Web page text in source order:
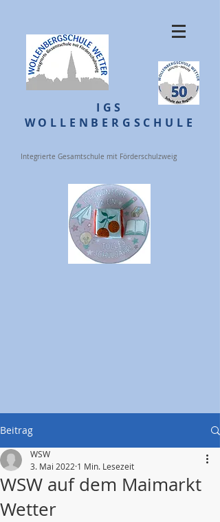
Integrierte Gesamtschule mit Förderschulzweig
IGS
WOLLENBERGSCHULE
Beitrag
WSW auf dem Maimarkt
Wetter
WSW
3. Mai 2022 1 Min. Lesezeit